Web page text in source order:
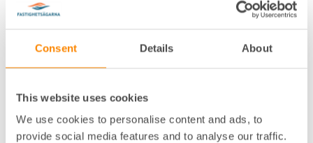
Consent Details About
This website uses cookies
We use cookies to personalise content and ads, to
provide social media features and to analyse our traffic.
– Kontraktet bör innehålla parametrar som styr
besiktningsförfarandet och överlämningen ska gå till,
förväntan på kommunikation samt hur
Kontraktet ska också klargöra vilken kontraktssumma
samt vilka prisbilder som gäller, säger Christopher och
lägger till: